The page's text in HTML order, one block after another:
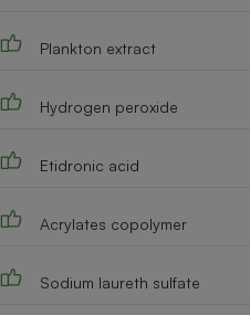
Plankton extract
Hydrogen peroxide
Etidronic acid
Acrylates copolymer
Sodium laureth sulfate